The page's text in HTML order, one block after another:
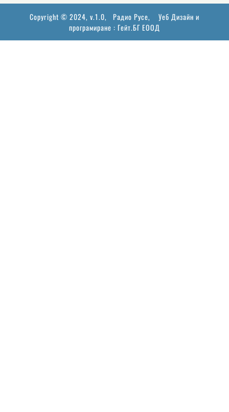
Copyright © 2024, v.1.0, Радио Русе, Уеб Дизайн и
програмиране : Гейт.БГ ЕООД